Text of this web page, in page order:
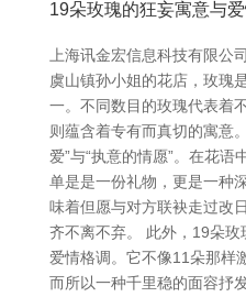
19朵玫瑰的狂妄寓意与
上海讯金宏信息科技有限公
虞山镇孙小姐的花店，玫瑰
一。不同数目的玫瑰代表着
则蕴含着专有而真切的寓意
爱”与“执意的情愿”。在花语
单是是一份礼物，更是一种
味着但愿与对方联袂走过改
齐不离不弃。 此外，19朵
爱情格调。它不像11朵那样
而所以一种千里稳的面容抒